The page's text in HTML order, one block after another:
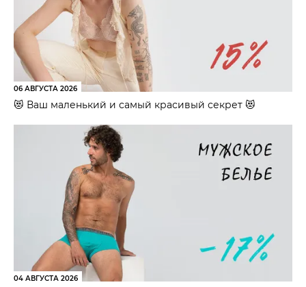
06 АВГУСТА 2026
😻 Ваш маленький и самый красивый секрет 😻
04 АВГУСТА 2026